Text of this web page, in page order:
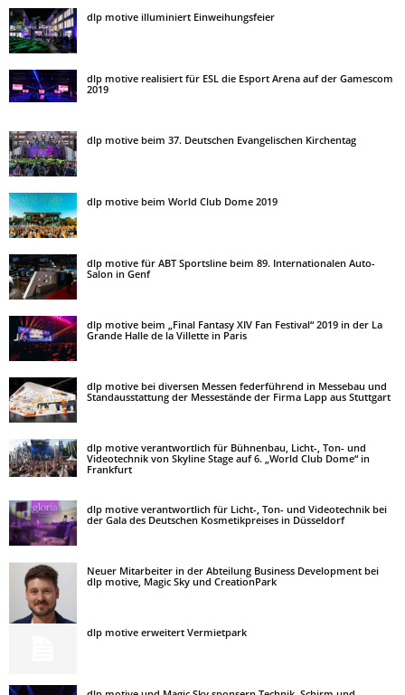
dlp motive illuminiert Einweihungsfeier
dlp motive realisiert für ESL die Esport Arena auf der Gamescom
2019
dlp motive beim 37. Deutschen Evangelischen Kirchentag
dlp motive beim World Club Dome 2019
dlp motive für ABT Sportsline beim 89. Internationalen Auto-
Salon in Genf
dlp motive beim „Final Fantasy XIV Fan Festival“ 2019 in der La
Grande Halle de la Villette in Paris
dlp motive bei diversen Messen federführend in Messebau und
Standausstattung der Messestände der Firma Lapp aus Stuttgart
dlp motive verantwortlich für Bühnenbau, Licht-, Ton- und
Videotechnik von Skyline Stage auf 6. „World Club Dome“ in
Frankfurt
dlp motive verantwortlich für Licht-, Ton- und Videotechnik bei
der Gala des Deutschen Kosmetikpreises in Düsseldorf
Neuer Mitarbeiter in der Abteilung Business Development bei
dlp motive, Magic Sky und CreationPark
dlp motive erweitert Vermietpark